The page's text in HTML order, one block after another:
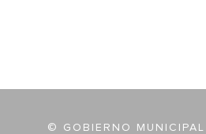
© GOBIERNO